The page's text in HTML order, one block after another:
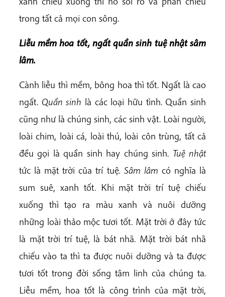
trong tất cả mọi con sông.
Liễu mềm hoa tốt, ngất quần sinh tuệ nhật sâm
lâm.
Cành liễu thì mềm, bông hoa thì tốt. Ngất là cao
ngất. Quần sinh là các loại hữu tình. Quần sinh
cũng như là chúng sinh, các sinh vật. Loài người,
loài chim, loài cá, loài thú, loài côn trùng, tất cả
đều gọi là quần sinh hay chúng sinh. Tuệ nhật
tức là mặt trời của trí tuệ. Sâm lâm có nghĩa là
sum suê, xanh tốt. Khi mặt trời trí tuệ chiếu
xuống thì tạo ra màu xanh và nuôi dưỡng
những loài thảo mộc tươi tốt. Mặt trời ở đây tức
là mặt trời trí tuệ, là bát nhã. Mặt trời bát nhã
chiếu vào ta thì ta được nuôi dưỡng và ta được
tươi tốt trong đời sống tâm linh của chúng ta.
Liễu mềm, hoa tốt là công trình của mặt trời,